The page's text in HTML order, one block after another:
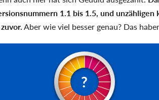
1.1 bis 1.5, und
Aber wie viel besser genau? Das
?